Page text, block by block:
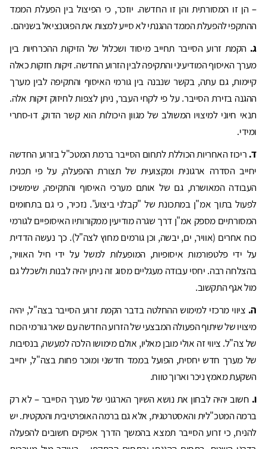
– הן זו המסורתית והן זו החדשה. יוזכר, כי הפיצול בין הפעלת הממד
ההתקפי להפעלת הממד ההגנתי לא סייע למצות את הפוטנציאל בשניהם.
ג. הקמת זרוע הסייבר תחייב מיסוד ושכלול של הזיקות ההכרחיות בין
מערך האיסוף המודיעיני והתקיפה לבין הזרוע החדשה. זיקות חזקות כאלה
קיימות, גם עתה, בקשר שנבנה בין גורמי האיסוף והתקיפה לבין מערך
ההגנה בזירת הסייבר. על פי לקחי העבר, ניתן לצפות לחיזוק זיקות אלה.
תנאי חיוני למיצויו המשולב של מגוון היכולות הוא קשר הדוק, דו-סתרי
ומידי.
ד. ריכוז האחריות הכוללת לתחום הסייבר ברמת המטכ"ל בזרוע החדשה
יחייב הסדרה ארגונית ומקצועית של תצורת ההפעלה, על פי תכנית
העבודה המאושרת, גם של אותם מערכי האיסוף והתקיפה, שימשיכו
לפעול בתוך אמ"ן במתכונת של "קבלני ביצוע". נזכיר, כי גם בתחומים
המסורתיים מספק אמ"ן דרך שגרה מודיעין ממקורותיו האיסופיים לגורמי
כוח אחרים (אוויר, ים, יבשה, וכן גורמים מחוץ לצה"ל). כך נעשה הדדית
על ידי פלטפורמות איסופיות, המופעלות למשל על ידי חיל האוויר,
בהצלחה רבה. יחסי עבודה מעגליים מסוג זה ניתן יהיה לבנות ולשכלל גם
מול אגף התקשוב.
ה. ציווי מרכזי למימוש ההחלטה בדבר הקמת זרוע הסייבר בצה"ל, יהיה
מיצויו של שיתוף הפעולה המבצעי של הזרוע החדשה עם שאר גורמי הכוח
של צה"ל. ציווי זה אולי מובן מאליו, אולם מימושו הלכה למעשה, בנסיבות
של מערך חדש יחסית, הפועל בממד חדשני ומוכר פחות בצה"ל, יחייב
השקעת מאמץ ניכר וארוך טווח.
ו. חשוב יהיה לבחון את נושא השיוך הארגוני של מערך הסייבר – לא רק
ברמה המטכ"לית והאסטרטגית, אלא גם ברמה האופרטיבית והטקטית. יש
להניח, כי זרוע הסייבר תמצא בהמשך הדרך אפיקים חשובים להפעלה